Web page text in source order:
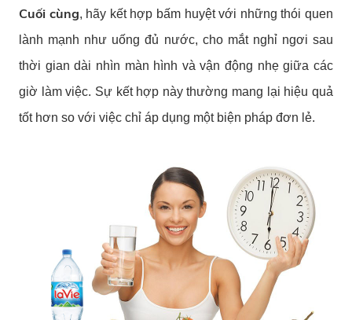
Cuối cùng, hãy kết hợp bấm huyệt với những thói quen
lành mạnh như uống đủ nước, cho mắt nghỉ ngơi sau
thời gian dài nhìn màn hình và vận động nhẹ giữa các
giờ làm việc. Sự kết hợp này thường mang lại hiệu quả
tốt hơn so với việc chỉ áp dụng một biện pháp đơn lẻ.